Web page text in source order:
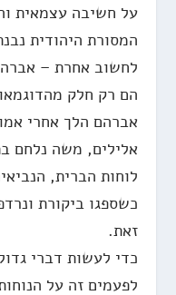
על חשיבה עצמאית
המסורת היהודית
לחשוב אחרת –
הם רק חלק
אברהם הלך אחרי
אלילים, משה נלחם
לוחות הברית,
כשספגו ביקורת
זאת.
כדי לעשות דברי
לפעמים זה על